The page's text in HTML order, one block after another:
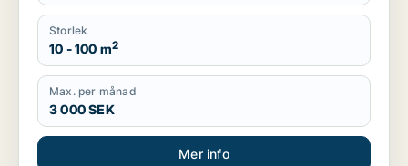
Storlek
10 - 100 m2
Max. per månad
3 000 SEK
Mer info